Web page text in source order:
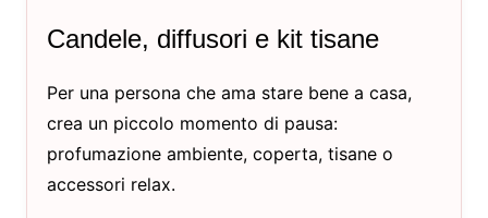
Candele, diffusori e kit tisane
Per una persona che ama stare bene a casa,
crea un piccolo momento di pausa:
profumazione ambiente, coperta, tisane o
accessori relax.